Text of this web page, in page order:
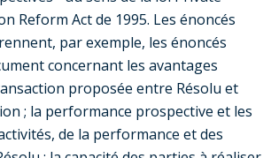
Reform Act de 1995. Les énoncés
par exemple, les énoncés
concernant les avantages
proposée entre Résolu et
; la performance prospective et les
de la performance et des